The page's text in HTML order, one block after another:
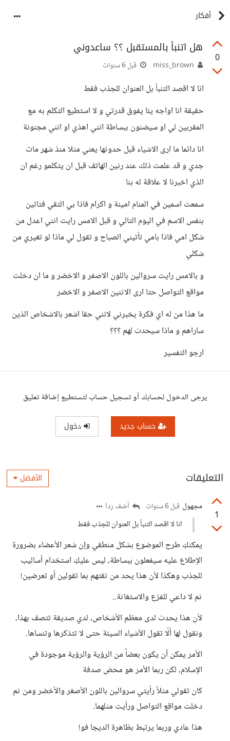
أفكار
0
هل اتنبأ بالمستقبل ؟؟ ساعدوني
قبل 6 سنوات
انا لا اقصد التنبأ بل العنوان للجذب فقط
حقيقة انا اواجه يئا يفوق قدرتي و لا استطيع التكلم به مع
المقربين لي او سيضنون ببساطة انني اهذي او انني مجنونة
انا دائما ما ارى الاشياء قبل حدوثها يعني مثلا منذ شهر مات
جدي و قد علمت ذلك عند رنين الهاتف قبل ان يتكلمو رغم ان
الذي اخبرنا لا علاقة له بنا
سمعت اسمين في المنام امينة و اكرام فاذا بي التقي فتاتين
بنفس الاسم في اليوم التالي و قبل الامس رايت انني اعدل من
شكل امي فاذا بامي تأتيني الصباح و تقول لي ماذا لو تغيري من
شكلي
و بالامس رايت سروالين باللون الاصفر و الاخضر و ما ان دخلت
مواقع التواصل حتا ارى الاثنين الاصفر و الاخضر
ما هذا من له اي فكرة يخبرني لانني حقا اشعر بالاشخاص الذين
ساراهم و ماذا سيحدث لهم ؟؟؟
ارجو التفسير
يرجى الدخول لحسابك أو تسجيل حساب لتستطيع إضافة تعليق
حساب جديد دخول
التعليقات الأفضل
1
مجهول قبل 6 سنوات
أضف ردا
انا لا اقصد التنبأ بل العنوان للجذب فقط
يمكنكِ طرح الموضوع بشكل منطقي وإن شعر الأعضاء بضرورة
الإطلاع عليه سيفعلون ببساطة، ليس عليكِ استخدام أساليب
للجذب وهكذا لأن هذا يحد من ثقتهم بما تقولين أو تعرضين!
ثم لا داعي للفزع والاستغاثة..
لأن هذا يحدث لدى معظم الأشخاص، لدي صديقة تتصف بهذا،
ونقول لها ألّا تقول الأشياء السيئة حتى لا تتذكرها وتنساها.
الأمر يمكن أن يكون بعضاً من الرؤية والرؤية موجودة في
الإسلام، لكن ربما الأمر هو محض صدفة
كان تقولي مثلاً رأيتي سروالين باللون الأصغر والأخضر ومن ثم
دخلت مواقع التواصل ورأيت مثلهما.
هذا عادي وربما يرتبط بظاهرة الديجا فو!